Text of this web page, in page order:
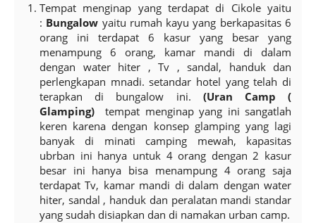
Tempat menginap yang terdapat di Cikole yaitu
: Bungalow yaitu rumah kayu yang berkapasitas 6
orang ini terdapat 6 kasur yang besar yang
menampung 6 orang, kamar mandi di dalam
dengan water hiter , Tv , sandal, handuk dan
perlengkapan mnadi. setandar hotel yang telah di
terapkan di bungalow ini. (Uran Camp (
Glamping) tempat menginap yang ini sangatlah
keren karena dengan konsep glamping yang lagi
banyak di minati camping mewah, kapasitas
ubrban ini hanya untuk 4 orang dengan 2 kasur
besar ini hanya bisa menampung 4 orang saja
terdapat Tv, kamar mandi di dalam dengan water
hiter, sandal , handuk dan peralatan mandi standar
yang sudah disiapkan dan di namakan urban camp.